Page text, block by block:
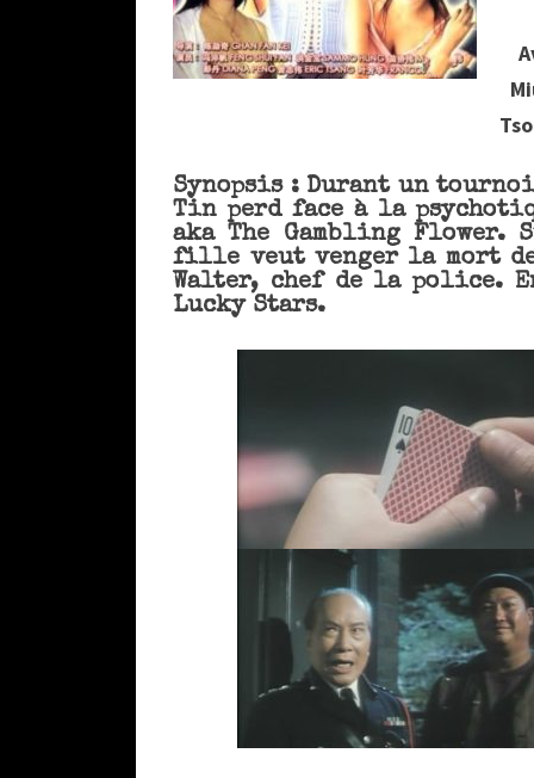
Synopsis : Durant un
Tin perd face à la
aka The Gambling
fille veut venger la mort de
Walter, chef de la police.
Lucky Stars.